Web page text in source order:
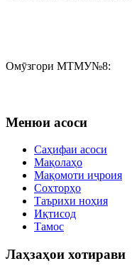
Омӯзгори
Менюи асоси
Саҳифаи асоси
Мақолаҳо
Мақомоти иҷроия
Сохторҳо
Таърихи ноҳия
Иқтисод
Тамос
Лаҳзаҳои хотирави